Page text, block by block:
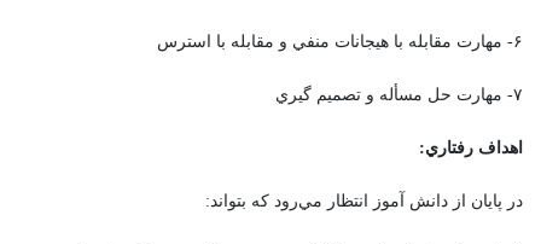
۶- مهارت مقابله با هيجانات منفي و مقابله با استرس
۷- مهارت حل مسأله و تصميم گيري
اهداف رفتاري:
در پايان از دانش آموز انتظار مي‌رود که بتواند: